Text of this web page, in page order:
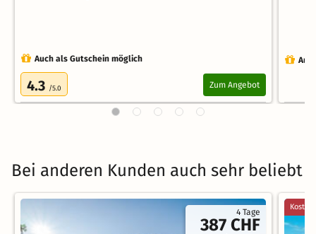
Auch als Gutschein möglich
4.3 /5.0 Zum Angebot
Bei anderen Kunden auch sehr beliebt
4 Tage
387 CHF